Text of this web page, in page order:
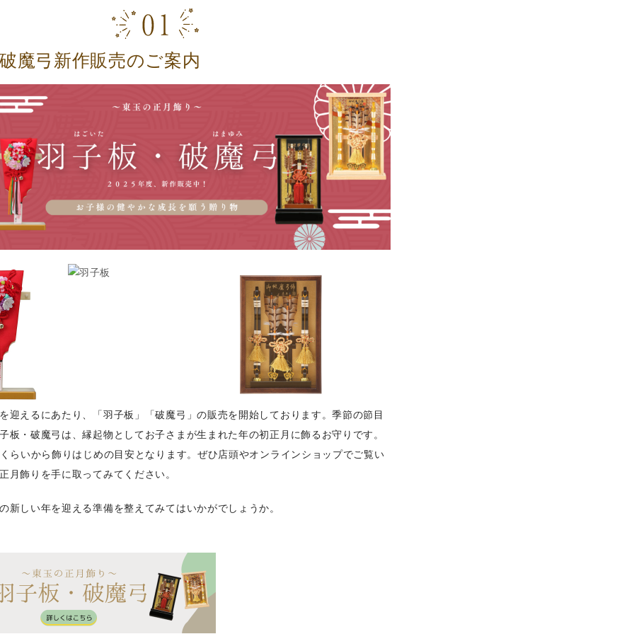
魔弓新作販売のご案内
迎えるにあたり、「羽子板」「破魔弓」の販売を開始しております。季節の節目
板・破魔弓は、縁起物としてお子さまが生まれた年の初正月に飾るお守りです。
らいから飾りはじめの目安となります。ぜひ店頭やオンラインショップでご覧い
月飾りを手に取ってみてください。
新しい年を迎える準備を整えてみてはいかがでしょうか。